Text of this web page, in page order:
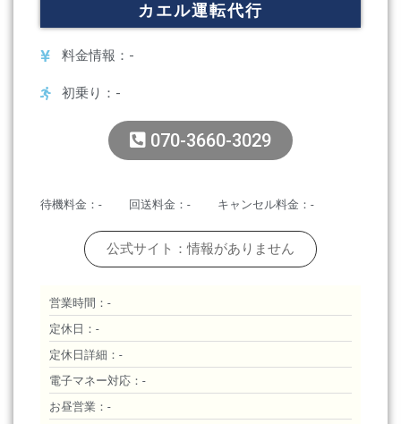
カエル運転代行
料金情報：-
初乗り：-
070-3660-3029
待機料金：- 回送料金：- キャンセル料金：-
公式サイト：情報がありません
営業時間：-
定休日：-
定休日詳細：-
電子マネー対応：-
お昼営業：-